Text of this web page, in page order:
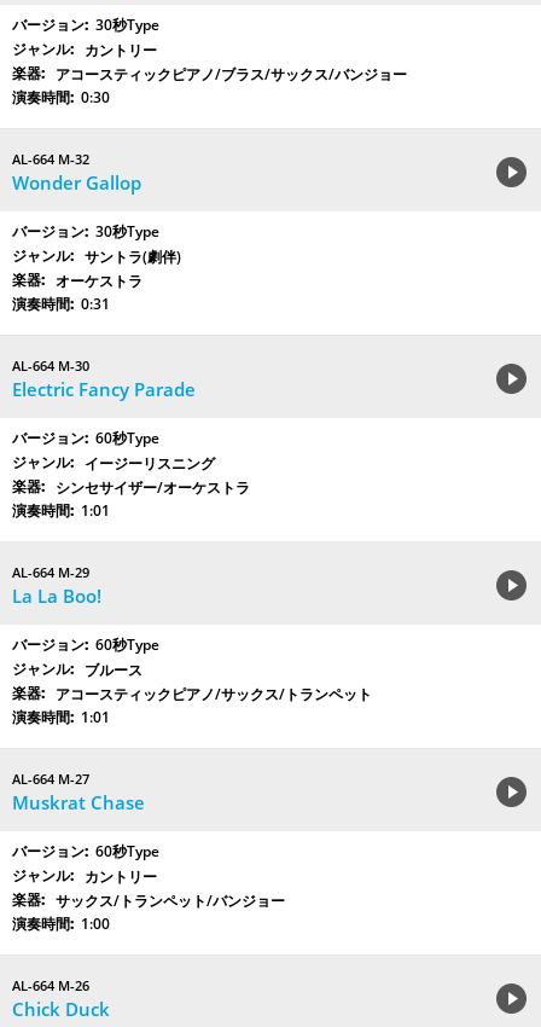
30秒Type
カントリー
アコースティックピアノ/ブラス/サックス/バンジョー
0:30
AL-664 M-32
Wonder Gallop
30秒Type
サントラ(劇伴)
オーケストラ
0:31
AL-664 M-30
Electric Fancy Parade
60秒Type
イージーリスニング
シンセサイザー/オーケストラ
1:01
AL-664 M-29
La La Boo!
60秒Type
ブルース
アコースティックピアノ/サックス/トランペット
1:01
AL-664 M-27
Muskrat Chase
60秒Type
カントリー
サックス/トランペット/バンジョー
1:00
AL-664 M-26
Chick Duck